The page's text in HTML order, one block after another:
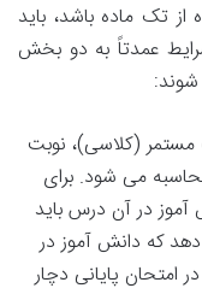
از تک ماده باشد، باید
عمدتاً به دو بخش
شوند:
مستمر (کلاسی)، نوبت
می شود. برای
آموز در آن درس باید
دهد که دانش آموز در
امتحان پایانی دچار